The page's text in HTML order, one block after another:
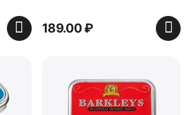
189.00₽